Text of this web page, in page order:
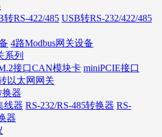
转RS-422/485 USB转RS-232/422/485
4路Modbus网关设备
系列
接口CAN模块卡 miniPCIE接口
以太网网关
换器
线器 RS-232/RS-485转换器 RS-
器